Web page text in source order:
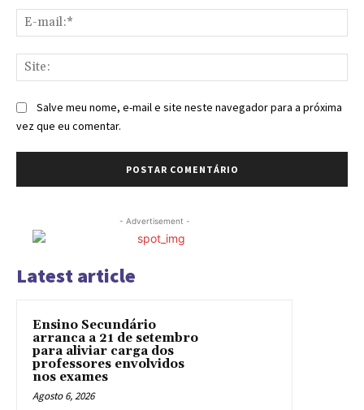
Salve meu nome, e-mail e site neste navegador para a próxima
vez que eu comentar.
- Advertisement -
Latest article
Ensino Secundário
arranca a 21 de setembro
para aliviar carga dos
professores envolvidos
nos exames
Agosto 6, 2026